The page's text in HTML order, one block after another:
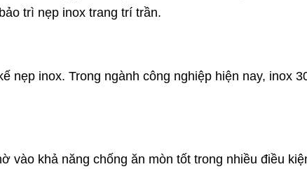
trì nẹp inox trang trí trần.
nẹp inox. Trong ngành công nghiệp hiện nay, inox
vào khả năng chống ăn mòn tốt trong nhiều điều